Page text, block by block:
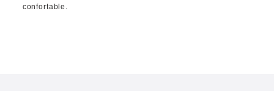
confortable.